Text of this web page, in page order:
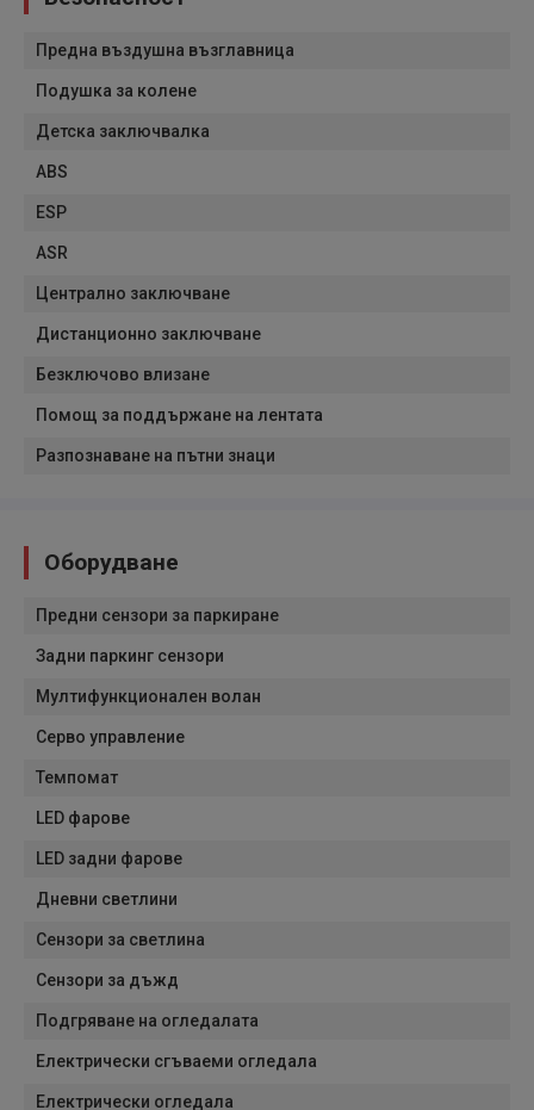
Предна въздушна възглавница
Подушка за колене
Детска заключвалка
ABS
ESP
ASR
Централно заключване
Дистанционно заключване
Безключово влизане
Помощ за поддържане на лентата
Разпознаване на пътни знаци
Оборудване
Предни сензори за паркиране
Задни паркинг сензори
Мултифункционален волан
Серво управление
Темпомат
LED фарове
LED задни фарове
Дневни светлини
Сензори за светлина
Сензори за дъжд
Подгряване на огледалата
Електрически сгъваеми огледала
Електрически огледала